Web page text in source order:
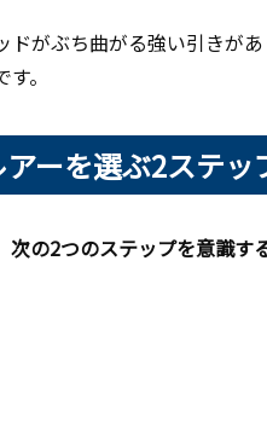
ドがぶち曲がる強い引きが
。
ーを選ぶ2ステッ
次の2つのステップを意識す